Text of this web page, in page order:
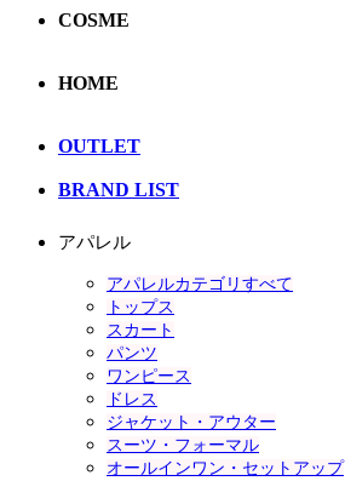
COSME
HOME
OUTLET
BRAND LIST
アパレル
アパレルカテゴリすべて
トップス
スカート
パンツ
ワンピース
ドレス
ジャケット・アウター
スーツ・フォーマル
オールインワン・セットアップ